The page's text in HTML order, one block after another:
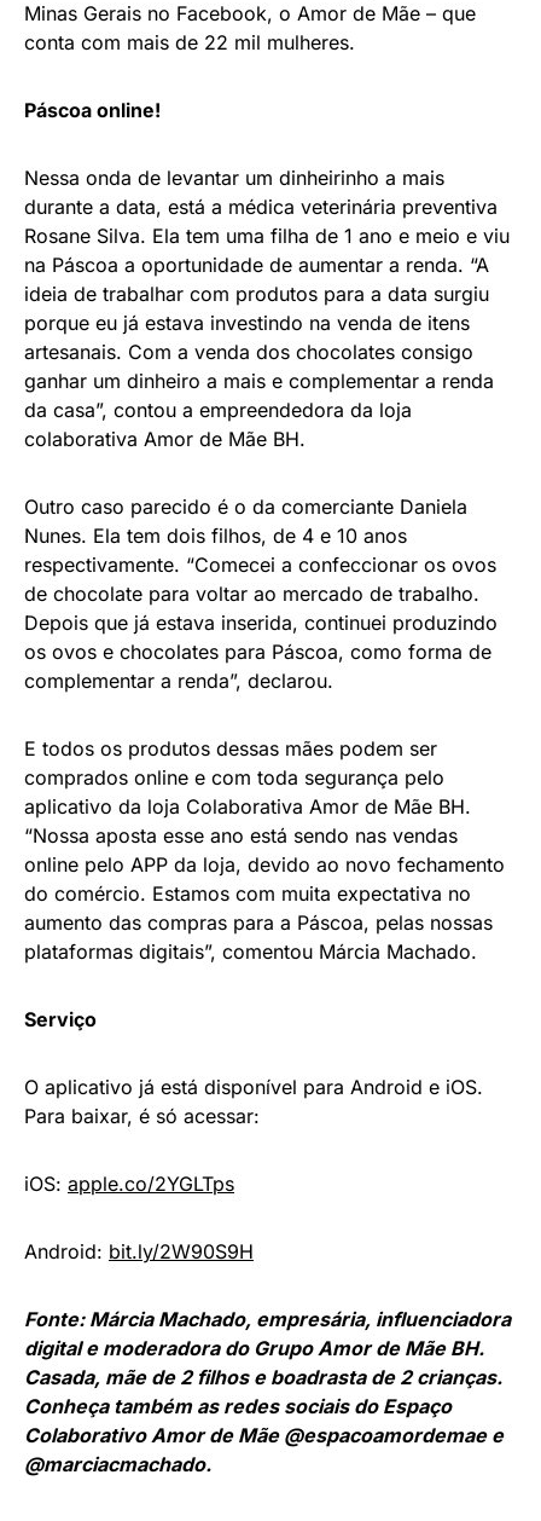
Minas Gerais no Facebook, o Amor de Mãe – que
conta com mais de 22 mil mulheres.
Páscoa online!
Nessa onda de levantar um dinheirinho a mais
durante a data, está a médica veterinária preventiva
Rosane Silva. Ela tem uma filha de 1 ano e meio e viu
na Páscoa a oportunidade de aumentar a renda. “A
ideia de trabalhar com produtos para a data surgiu
porque eu já estava investindo na venda de itens
artesanais. Com a venda dos chocolates consigo
ganhar um dinheiro a mais e complementar a renda
da casa”, contou a empreendedora da loja
colaborativa Amor de Mãe BH.
Outro caso parecido é o da comerciante Daniela
Nunes. Ela tem dois filhos, de 4 e 10 anos
respectivamente. “Comecei a confeccionar os ovos
de chocolate para voltar ao mercado de trabalho.
Depois que já estava inserida, continuei produzindo
os ovos e chocolates para Páscoa, como forma de
complementar a renda”, declarou.
E todos os produtos dessas mães podem ser
comprados online e com toda segurança pelo
aplicativo da loja Colaborativa Amor de Mãe BH.
“Nossa aposta esse ano está sendo nas vendas
online pelo APP da loja, devido ao novo fechamento
do comércio. Estamos com muita expectativa no
aumento das compras para a Páscoa, pelas nossas
plataformas digitais”, comentou Márcia Machado.
Serviço
O aplicativo já está disponível para Android e iOS.
Para baixar, é só acessar:
iOS: apple.co/2YGLTps
Android: bit.ly/2W90S9H
Fonte: Márcia Machado, empresária, influenciadora
digital e moderadora do Grupo Amor de Mãe BH.
Casada, mãe de 2 filhos e boadrasta de 2 crianças.
Conheça também as redes sociais do Espaço
Colaborativo Amor de Mãe @espacoamordemae e
@marciacmachado.